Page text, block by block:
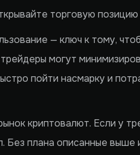
торговую позицию
— ключ к тому,
могут
пойти насмарку и
криптовалют. Если у
Без плана описанные выше